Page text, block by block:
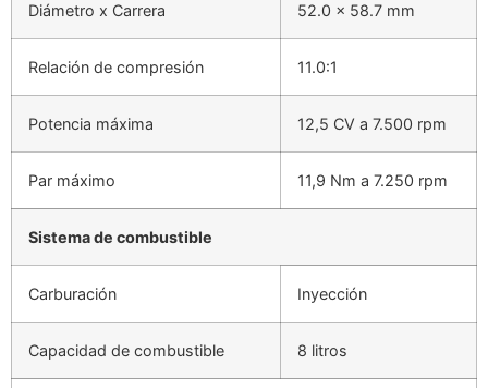
Diámetro x Carrera 52.0 x 58.7 mm
Relación de compresión 11.0:1
Potencia máxima 12,5 CV a 7.500 rpm
Par máximo 11,9 Nm a 7.250 rpm
Sistema de combustible
Carburación Inyección
Capacidad de combustible 8 litros